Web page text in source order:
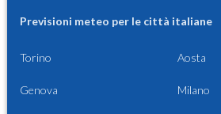
Previsioni meteo per le città italiane
Torino Aosta
Genova Milano